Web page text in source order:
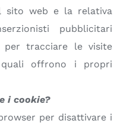
web e la relativa
pubblicitari
per tracciare le visite
offrono i propri
i cookie?
per disattivare i